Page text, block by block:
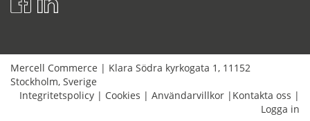
Mercell Commerce | Klara Södra kyrkogata 1, 11152
Stockholm, Sverige
Integritetspolicy | Cookies | Användarvillkor | Kontakta oss |
Logga in